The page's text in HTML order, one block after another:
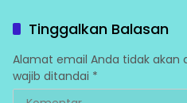
Tinggalkan Balasan
Alamat email Anda tidak akan
wajib ditandai *